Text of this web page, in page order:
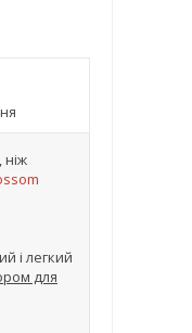
ніж
і легкий
для